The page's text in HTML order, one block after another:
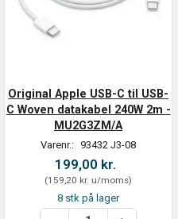
Original Apple USB-C til USB-
C Woven datakabel 240W 2m -
MU2G3ZM/A
Varenr.: 93432 J3-08
199,00 kr.
(159,20 kr. u/moms)
8 stk på lager